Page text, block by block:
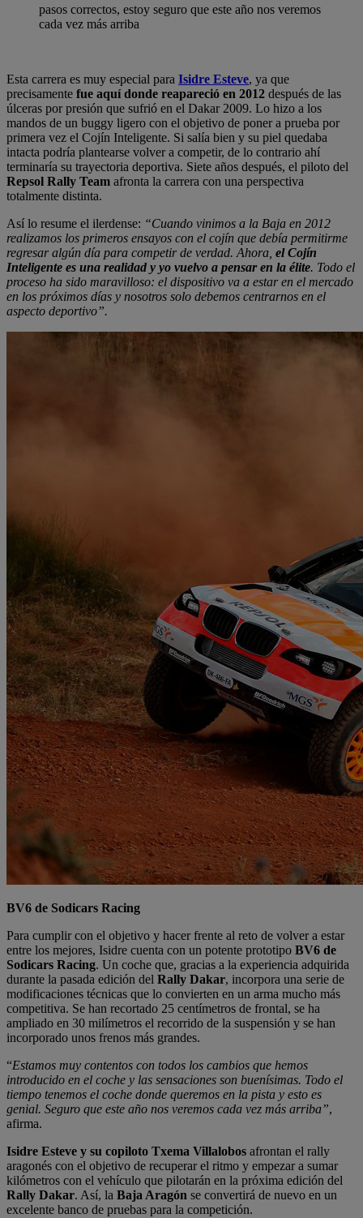
pasos correctos, estoy seguro que este año nos veremos
cada vez más arriba
Esta carrera es muy especial para Isidre Esteve, ya que
precisamente fue aquí donde reapareció en 2012 después de las
úlceras por presión que sufrió en el Dakar 2009. Lo hizo a los
mandos de un buggy ligero con el objetivo de poner a prueba por
primera vez el Cojín Inteligente. Si salía bien y su piel quedaba
intacta podría plantearse volver a competir, de lo contrario ahí
terminaría su trayectoria deportiva. Siete años después, el piloto del
Repsol Rally Team afronta la carrera con una perspectiva
totalmente distinta.
Así lo resume el ilerdense: “Cuando vinimos a la Baja en 2012
realizamos los primeros ensayos con el cojín que debía permitirme
regresar algún día para competir de verdad. Ahora, el Cojín
Inteligente es una realidad y yo vuelvo a pensar en la élite. Todo el
proceso ha sido maravilloso: el dispositivo va a estar en el mercado
en los próximos días y nosotros solo debemos centrarnos en el
aspecto deportivo”.
BV6 de Sodicars Racing
Para cumplir con el objetivo y hacer frente al reto de volver a estar
entre los mejores, Isidre cuenta con un potente prototipo BV6 de
Sodicars Racing. Un coche que, gracias a la experiencia adquirida
durante la pasada edición del Rally Dakar, incorpora una serie de
modificaciones técnicas que lo convierten en un arma mucho más
competitiva. Se han recortado 25 centímetros de frontal, se ha
ampliado en 30 milímetros el recorrido de la suspensión y se han
incorporado unos frenos más grandes.
“Estamos muy contentos con todos los cambios que hemos
introducido en el coche y las sensaciones son buenísimas. Todo el
tiempo tenemos el coche donde queremos en la pista y esto es
genial. Seguro que este año nos veremos cada vez más arriba”,
afirma.
Isidre Esteve y su copiloto Txema Villalobos afrontan el rally
aragonés con el objetivo de recuperar el ritmo y empezar a sumar
kilómetros con el vehículo que pilotarán en la próxima edición del
Rally Dakar. Así, la Baja Aragón se convertirá de nuevo en un
excelente banco de pruebas para la competición.